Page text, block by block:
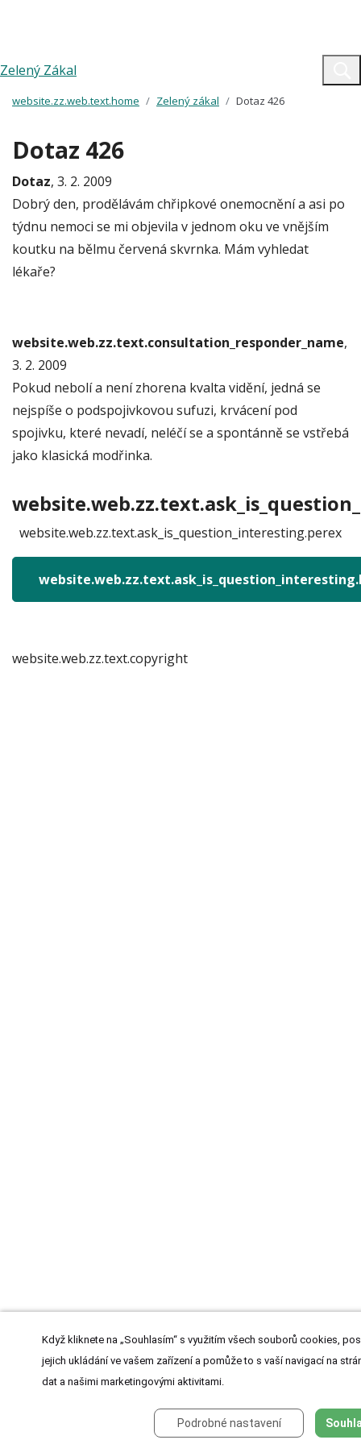
Zelený Zákal
website.zz.web.text.home Zelený zákal Dotaz 426
Dotaz 426
Dotaz, 3. 2. 2009
Dobrý den, prodělávám chřipkové onemocnění a asi po
týdnu nemoci se mi objevila v jednom oku ve vnějším
koutku na bělmu červená skvrnka. Mám vyhledat
lékaře?
website.web.zz.text.consultation_responder_name,
3. 2. 2009
Pokud nebolí a není zhorena kvalta vidění, jedná se
nejspíše o podspojivkovou sufuzi, krvácení pod
spojivku, které nevadí, neléčí se a spontánně se vstřebá
jako klasická modřinka.
website.web.zz.text.ask_is_question_interesting.perex
website.web.zz.text.copyright
Když kliknete na „Souhlasím“ s využitím všech souborů cookies,
jejich ukládání ve vašem zařízení a pomůže to s vaší navigací na
dat a našimi marketingovými aktivitami.
Podrobné nastavení